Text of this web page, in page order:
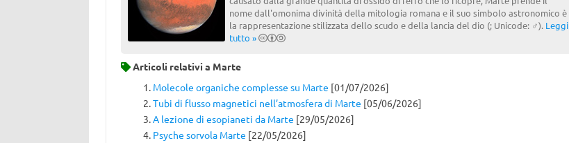
nome dall'omonima divinità della mitologia romana e il suo simbolo astronomico è
la rappresentazione stilizzata dello scudo e della lancia del dio (; Unicode: ♂). Leggi
tutto »
Articoli relativi a Marte
Molecole organiche complesse su Marte [01/07/2026]
Tubi di flusso magnetici nell’atmosfera di Marte [05/06/2026]
A lezione di esopianeti da Marte [29/05/2026]
Psyche sorvola Marte [22/05/2026]